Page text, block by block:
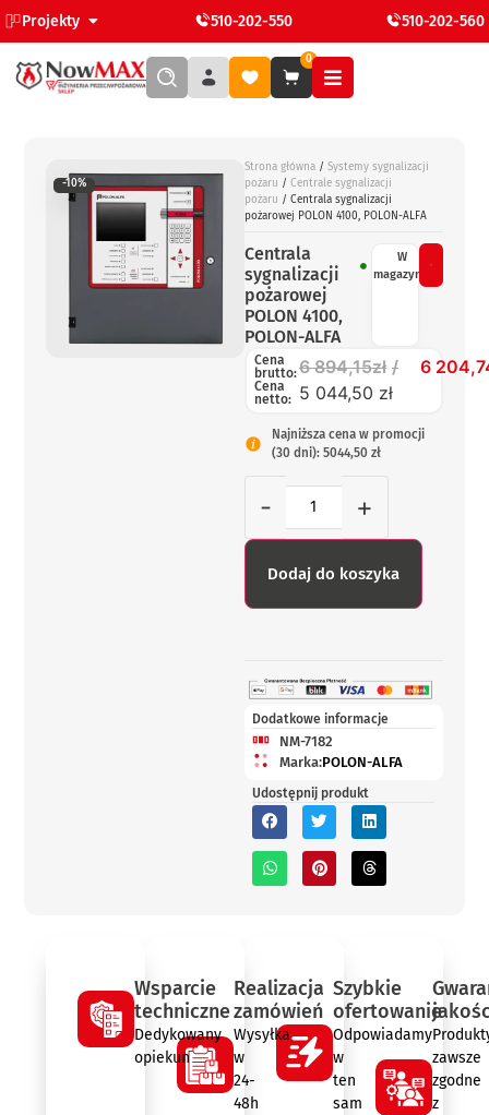
Projekty 510-202-550 510-202-560
0
-10%
Strona główna / Systemy sygnalizacji
pożaru / Centrale sygnalizacji
pożaru / Centrala sygnalizacji
pożarowej POLON 4100, POLON-ALFA
Centrala
sygnalizacji
pożarowej
POLON 4100,
POLON-ALFA
W
magazynie
Cena
brutto:6 894,15zł 6
Cena
netto: 5 044,50 zł
Najniższa cena w promocji
(30 dni): 5044,50 zł
- +
Dodaj do koszyka
Dodatkowe informacje
NM-7182
Marka:POLON-ALFA
Udostępnij produkt
Wsparcie
techniczne
Dedykowany
opiekun
Realizacja
zamówień
Wysyłka
w
24-
48h
Szybkie
ofertowanie
Odpowiadamy
w
ten
sam
zawsze
zgodne
z